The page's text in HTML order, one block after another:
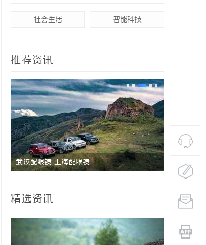
社会生活 智能科技
推荐资讯
武汉配眼镜 上海配眼镜 武汉配眼
精选资讯